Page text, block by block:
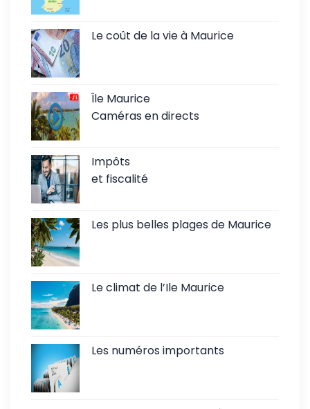
Le coût de la vie à Maurice
Île Maurice
Caméras en directs
Impôts
et fiscalité
Les plus belles plages de Maurice
Le climat de l’Ile Maurice
Les numéros importants